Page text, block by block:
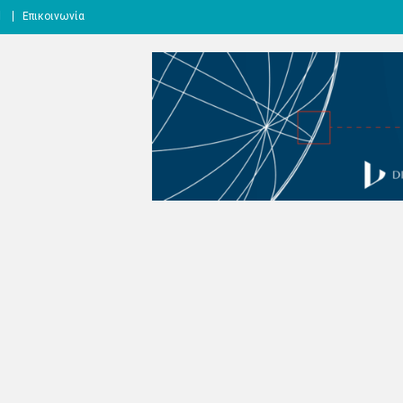
Επικοινωνία